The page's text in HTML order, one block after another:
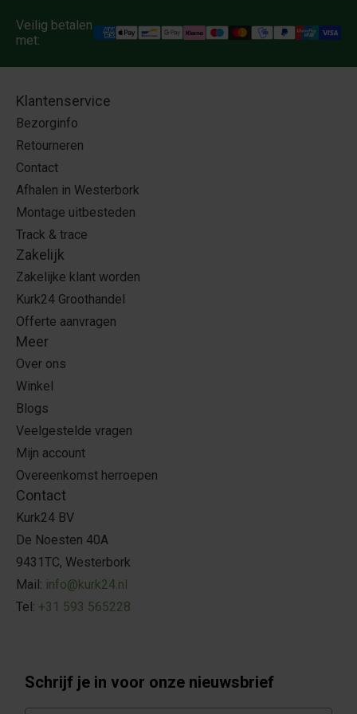
Veilig betalen
met:
Klantenservice
Bezorginfo
Retourneren
Contact
Afhalen in Westerbork
Montage uitbesteden
Track & trace
Zakelijk
Zakelijke klant worden
Kurk24 Groothandel
Offerte aanvragen
Meer
Over ons
Winkel
Blogs
Veelgestelde vragen
Mijn account
Overeenkomst herroepen
Contact
Kurk24 BV
De Noesten 40A
9431TC, Westerbork
Mail: info@kurk24.nl
Tel: +31 593 565228
Schrijf je in voor onze nieuwsbrief